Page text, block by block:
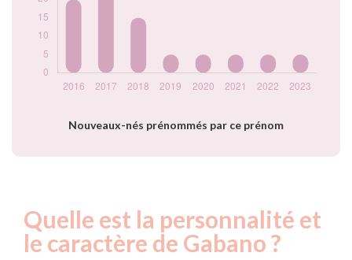
Nouveaux-nés prénommés par ce prénom
Quelle est la personnalité et
le caractère de Gabano ?